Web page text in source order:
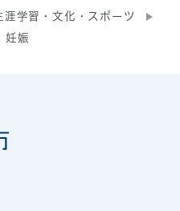
学習・文化・スポーツ
妊娠